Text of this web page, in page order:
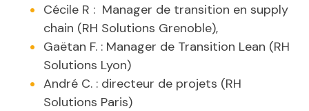
Cécile R : Manager de transition en supply
chain (RH Solutions Grenoble),
Gaëtan F. : Manager de Transition Lean (RH
Solutions Lyon)
André C. : directeur de projets (RH
Solutions Paris)